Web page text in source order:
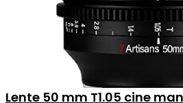
Lente 50 mm T1.05 cine